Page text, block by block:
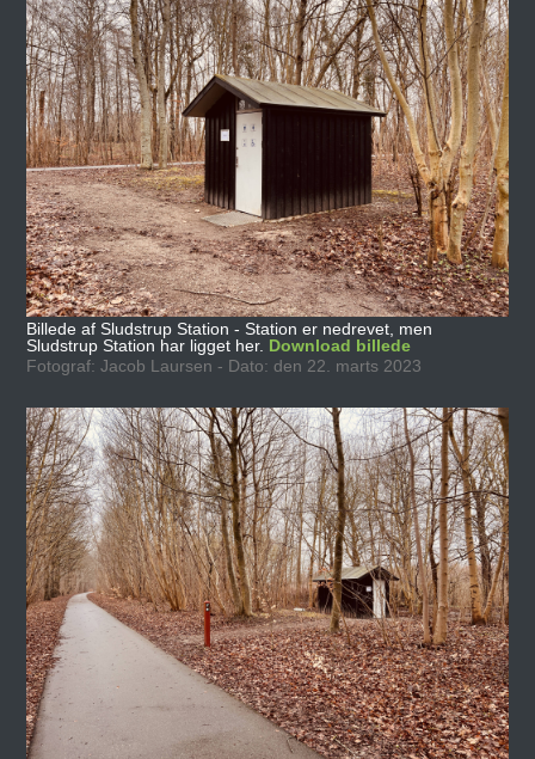
Billede af Sludstrup Station - Station er nedrevet, men
Sludstrup Station har ligget her. Download billede
Fotograf: Jacob Laursen - Dato: den 22. marts 2023